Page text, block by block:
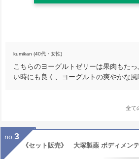
kumikan (40代・女性)
こちらのヨーグルトゼリーは果肉もた
い時にも良く、ヨーグルトの爽やかな
全て
no. 3